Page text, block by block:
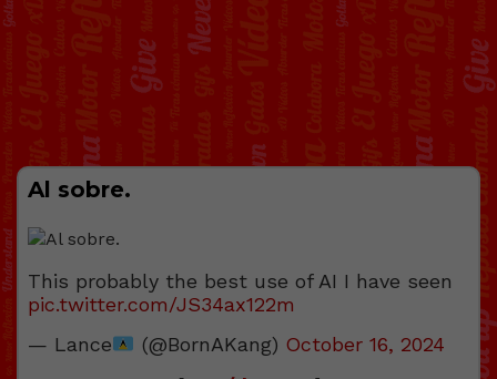
Al sobre.
This probably the best use of AI I have seen
pic.twitter.com/JS34ax122m
— Lance
(@BornAKang) October 16, 2024